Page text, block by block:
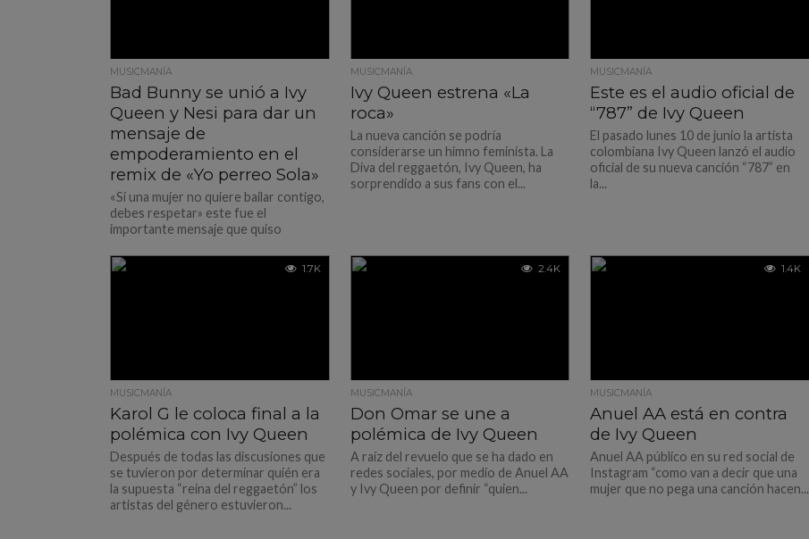
MUSICMANÍA
Bad Bunny se unió a Ivy
Queen y Nesi para dar un
mensaje de
empoderamiento en el
remix de «Yo perreo Sola»
«Si una mujer no quiere bailar contigo,
debes respetar» este fue el
importante mensaje que quiso
MUSICMANÍA
Ivy Queen estrena «La
roca»
La nueva canción se podría
considerarse un himno feminista. La
Diva del reggaetón, Ivy Queen, ha
sorprendido a sus fans con el...
MUSICMANÍA
Este es el audio oficial de
“787” de Ivy Queen
El pasado lunes 10 de junio la artista
colombiana Ivy Queen lanzó el audio
oficial de su nueva canción “787” en
la...
1.7K
MUSICMANÍA
Karol G le coloca final a la
polémica con Ivy Queen
Después de todas las discusiones que
se tuvieron por determinar quién era
la supuesta “reina del reggaetón” los
artistas del género estuvieron...
2.4K
MUSICMANÍA
Don Omar se une a
polémica de Ivy Queen
A raíz del revuelo que se ha dado en
redes sociales, por medio de Anuel AA
y Ivy Queen por definir “quien...
1.4K
MUSICMANÍA
Anuel AA está en contra
de Ivy Queen
Anuel AA público en su red social de
Instagram “como van a decir que una
mujer que no pega una canción hacen...